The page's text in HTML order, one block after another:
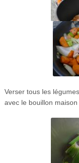
Verser tous les
avec le bouillon maison